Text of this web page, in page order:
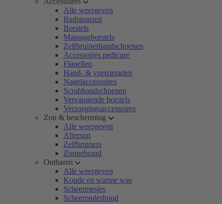
Alle weergeven
Badsponzen
Borstels
Massageborstels
Zelfbruinerhandschoenen
Accessoires pedicure
Flanellen
Hand- & voetsieraden
Nagelaccessoires
Scrubhandschoenen
Vervangende borstels
Verzorgingsaccessoires
Zon & bescherming
Alle weergeven
Aftersun
Zelfbruiners
Zonnebrand
Ontharen
Alle weergeven
Koude en warme was
Scheermesjes
Scheeronderhoud